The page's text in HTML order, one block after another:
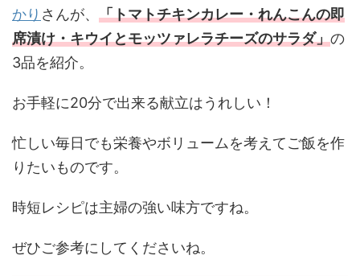
かり さんが、 「トマトチキンカレー・れんこんの即
席漬け・キウイとモッツァレラチーズのサラダ」の
3品を紹介。
お手軽に20分で出来る献立はうれしい！
忙しい毎日でも栄養やボリュームを考えてご飯を作
りたいものです。
時短レシピは主婦の強い味方ですね。
ぜひご参考にしてくださいね。